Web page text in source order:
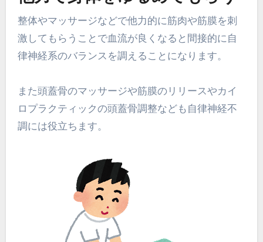
整体やマッサージなどで他力的に筋肉や筋膜を刺
激してもらうことで血流が良くなると間接的に自
律神経系のバランスを調えることになります。
また頭蓋骨のマッサージや筋膜のリリースやカイ
ロプラクティックの頭蓋骨調整なども自律神経不
調には役立ちます。